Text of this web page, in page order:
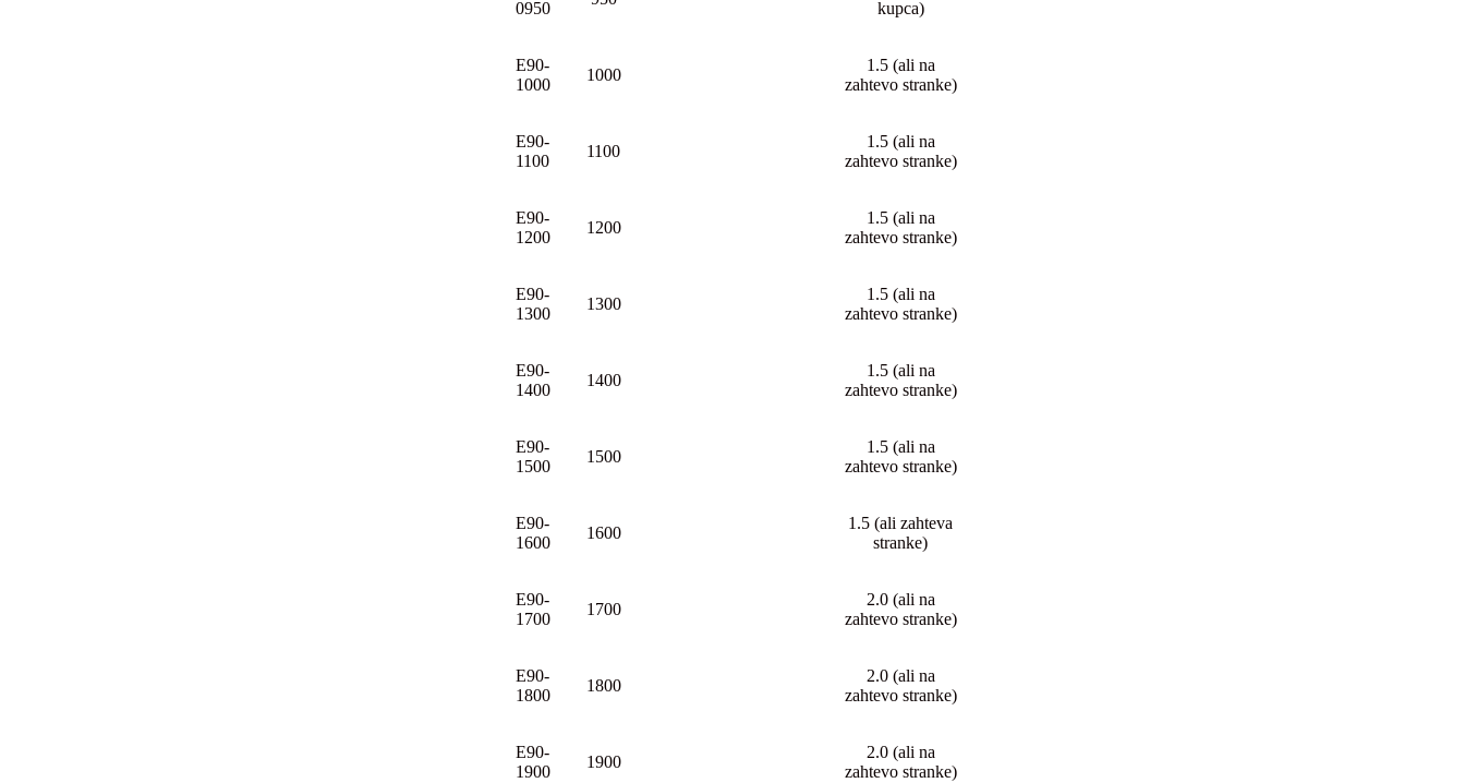
0950
kupca)
E90-
1000
1000
1.5 (ali na
zahtevo stranke)
E90-
1100
1100
1.5 (ali na
zahtevo stranke)
E90-
1200
1200
1.5 (ali na
zahtevo stranke)
E90-
1300
1300
1.5 (ali na
zahtevo stranke)
E90-
1400
1400
1.5 (ali na
zahtevo stranke)
E90-
1500
1500
1.5 (ali na
zahtevo stranke)
E90-
1600
1600
1.5 (ali zahteva
stranke)
E90-
1700
1700
2.0 (ali na
zahtevo stranke)
E90-
1800
1800
2.0 (ali na
zahtevo stranke)
E90-
1900
1900
2.0 (ali na
zahtevo stranke)